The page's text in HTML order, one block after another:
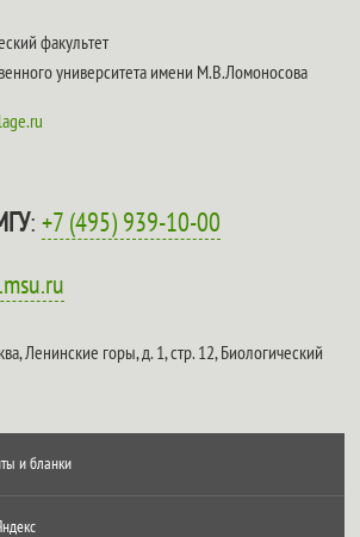
факультет
университета имени М.В.Ломоносова
:+7 (495) 939-10-00
Ленинские горы, д. 1, стр. 12,Биологический
и бланки